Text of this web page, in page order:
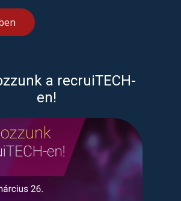
a recruiTECH-
en!